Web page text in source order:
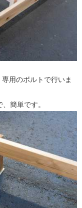
用のボルトで行いま
簡単です。